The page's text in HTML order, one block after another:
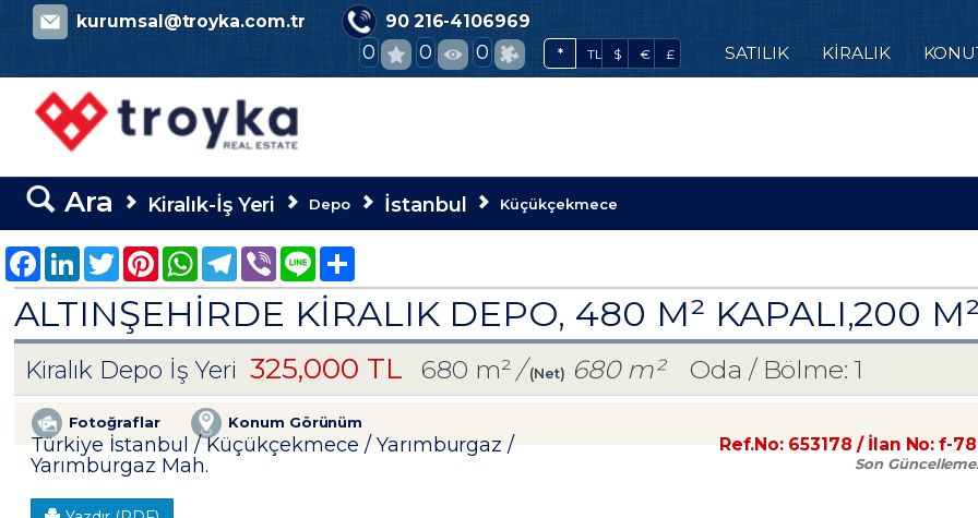
evinialsatkirala.com
kurumsal@troyka.com.tr 90 216-4106969
0 0 0 * TL $ € £ SATILIK KİRALIK
Ara Kiralık-İş Yeri Depo İstanbul Küçükçekmece
Facebook
LinkedInTwitterPinterestWhatsAppTelegram
Viber Line Share
ALTINŞEHIRDE KIRALIK DEPO, 480 M² KAPALI,200
Kiralık Depo İş Yeri 325,000 TL 680 m²/(Net) 680 m² Oda / Bölme: 1
Fotoğraflar Konum Görünüm
Türkiye İstanbul / Küçükçekmece / Yarımburgaz /
Yarımburgaz Mah.
Ref.No: 653178 / İlan No:f-
Son